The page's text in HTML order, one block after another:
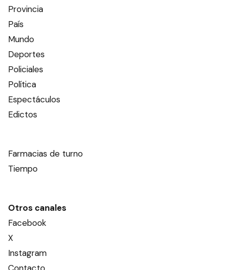
Provincia
País
Mundo
Deportes
Policiales
Política
Espectáculos
Edictos
Farmacias de turno
Tiempo
Otros canales
Facebook
X
Instagram